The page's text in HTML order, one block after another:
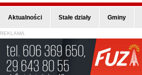
Aktualności Stałe działy Gminy
REKLAMA